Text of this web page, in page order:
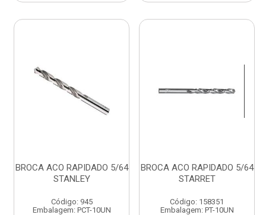
BROCA ACO RAPIDADO 5/64
STANLEY
Código: 945
Embalagem: PCT-10UN
BROCA ACO RAPIDADO 5/64
STARRET
Código: 158351
Embalagem: PT-10UN